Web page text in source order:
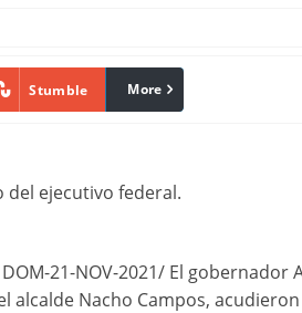
Stumble linkedin
More
del ejecutivo federal.
DOM-21-NOV-2021/ El
alcalde Nacho Campos,